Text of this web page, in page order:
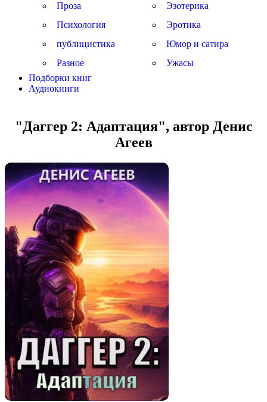
Проза
Психология
публицистика
Разное
Эзотерика
Эротика
Юмор и сатира
Ужасы
Подборки книг
Аудиокниги
"Даггер 2: Адаптация", автор Денис
Агеев